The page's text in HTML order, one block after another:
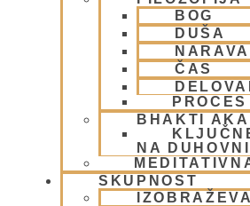
BOG
DUŠA
NARAVA
ČAS
PROCES
BHAKTI
NA
SKUPNOST